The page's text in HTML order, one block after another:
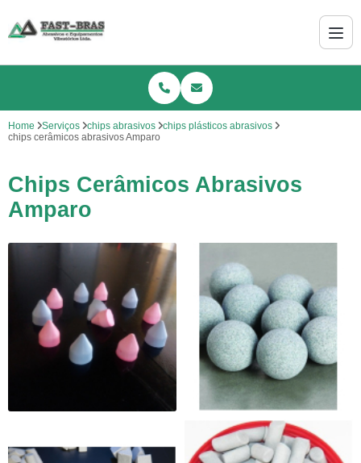
Home Serviços chips abrasivos
chips plásticos abrasivos
chips cerâmicos abrasivos Amparo
Chips Cerâmicos Abrasivos
Amparo